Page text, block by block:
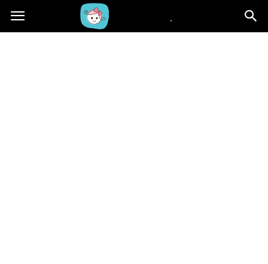
Beblaki.pl